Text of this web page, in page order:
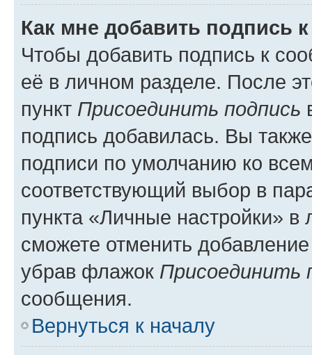
Как мне добавить подпись
Чтобы добавить подпись к
её в личном разделе. После
пункт Присоединить подпись
подпись добавилась. Вы
подписи по умолчанию ко
соответствующий выбор в
пункта «Личные настройки»
сможете отменить
убрав флажок Присоединить
сообщения.
Вернуться к началу